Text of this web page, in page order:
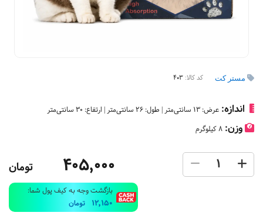
مستر کت کد کالا:
اندازه: عرض: 13 سانتی‌متر | طول: 26 سانتی‌متر | ارتفاع: 30 سانتی‌متر
وزن: 8 کیلوگرم
405,000 تومان
بازگشت وجه به کیف پول شما:
12,150 تومان